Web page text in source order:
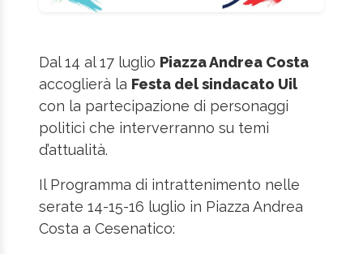
Dal 14 al 17 luglio Piazza Andrea Costa
accoglierà la Festa del sindacato Uil
con la partecipazione di personaggi
politici che interverranno su temi
d’attualità.
Il Programma di intrattenimento nelle
serate 14-15-16 luglio in Piazza Andrea
Costa a Cesenatico: